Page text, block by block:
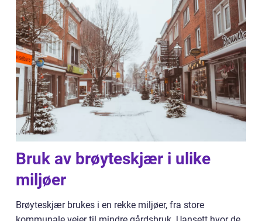
Bruk av brøyteskjær i ulike
miljøer
Brøyteskjær brukes i en rekke miljøer, fra store